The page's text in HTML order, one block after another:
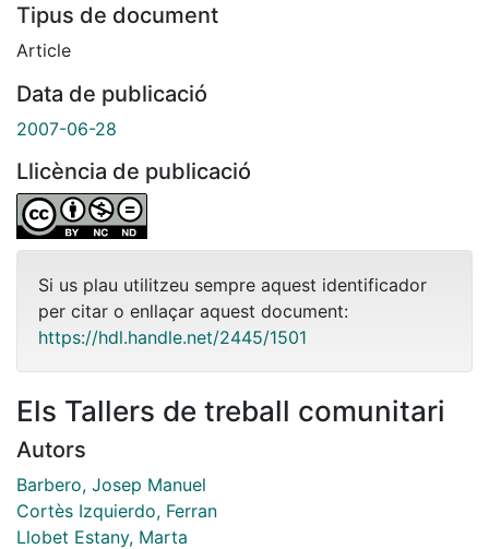
Tipus de document
Article
Data de publicació
2007-06-28
Llicència de publicació
Si us plau utilitzeu sempre aquest identificador
per citar o enllaçar aquest document:
https://hdl.handle.net/2445/1501
Els Tallers de treball comunitari
Autors
Barbero, Josep Manuel
Cortès Izquierdo, Ferran
Llobet Estany, Marta